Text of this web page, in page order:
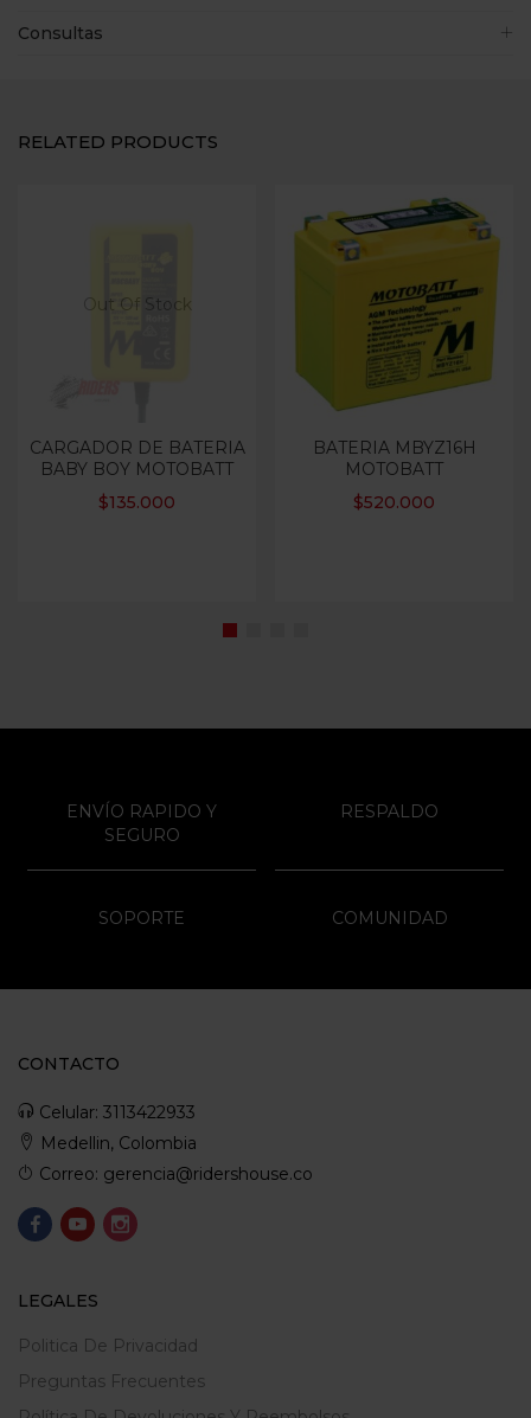
Consultas
RELATED PRODUCTS
Out Of Stock
CARGADOR DE BATERIA
BABY BOY MOTOBATT
$135.000
BATERIA MBYZ16H
MOTOBATT
$520.000
ENVÍO RAPIDO Y
SEGURO
RESPALDO
SOPORTE COMUNIDAD
CONTACTO
Celular: 3113422933
Medellin, Colombia
Correo: gerencia@ridershouse.co
LEGALES
Politica De Privacidad
Preguntas Frecuentes